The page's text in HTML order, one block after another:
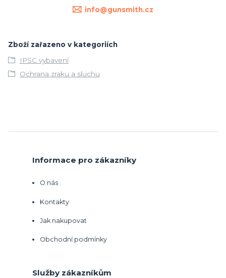
info@gunsmith.cz
Zboží zařazeno v kategoriích
IPSC vybavení
Ochrana zraku a sluchu
Informace pro zákazníky
O nás
Kontakty
Jak nakupovat
Obchodní podmínky
Služby zákazníkům